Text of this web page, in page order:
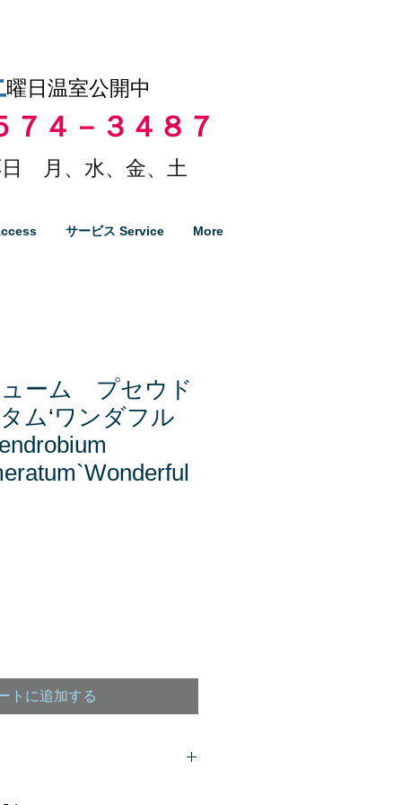
曜日温室公開中
７４－３４８７
月、水、金、土
サービス Service More
ーム プセウド
ム‘ワンダフル
トに追加する